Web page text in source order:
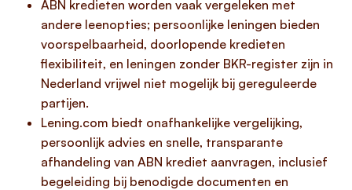
ABN kredieten worden vaak vergeleken met
andere leenopties; persoonlijke leningen bieden
voorspelbaarheid, doorlopende kredieten
flexibiliteit, en leningen zonder BKR-register zijn in
Nederland vrijwel niet mogelijk bij gereguleerde
partijen.
Lening.com biedt onafhankelijke vergelijking,
persoonlijk advies en snelle, transparante
afhandeling van ABN krediet aanvragen, inclusief
begeleiding bij benodigde documenten en